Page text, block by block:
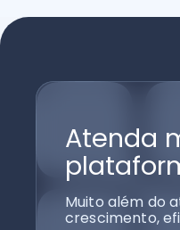
Atenda
Muito além do
crescimento,